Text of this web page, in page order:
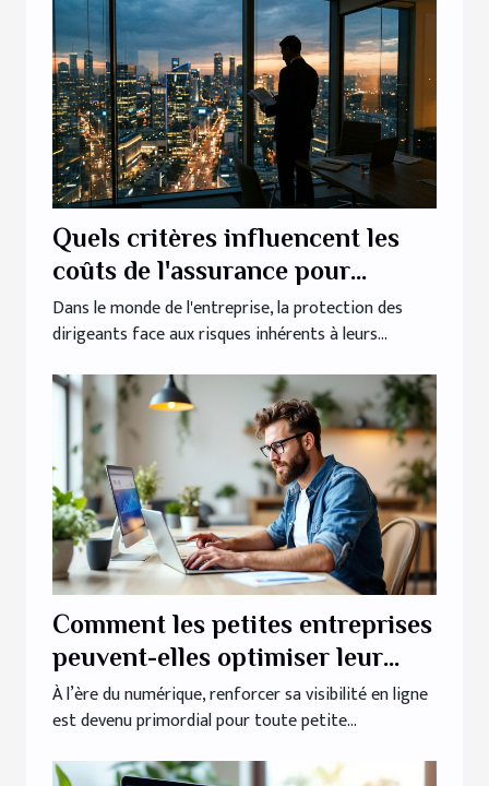
Quels critères influencent les
coûts de l'assurance pour
dirigeants ?
Dans le monde de l'entreprise, la protection des
dirigeants face aux risques inhérents à leurs...
Comment les petites entreprises
peuvent-elles optimiser leur
présence en ligne ?
À l’ère du numérique, renforcer sa visibilité en ligne
est devenu primordial pour toute petite...